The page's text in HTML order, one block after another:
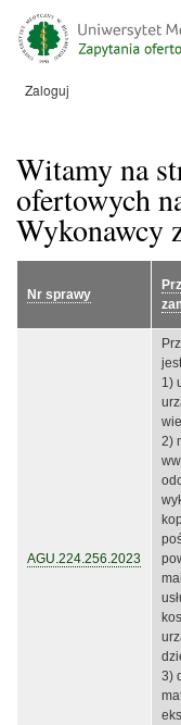
Menu
Zaloguj
Witamy na
ofertowych
Wykonawcy
Nr sprawy
AGU.224.256.2023
1)
2)
3)